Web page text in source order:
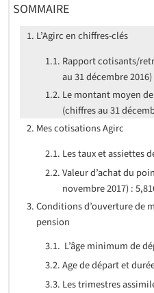
SOMMAIRE
L’Agirc en chiffres-clés
Rapport cotisants/
au 31 décembre 2016)
Le montant moyen
(chiffres au 31
Mes cotisations Agirc
Les taux et assiettes
Valeur d’achat du
novembre 2017) :
Conditions d’ouverture de
pension
L’âge minimum de
Age de départ et
Les trimestres